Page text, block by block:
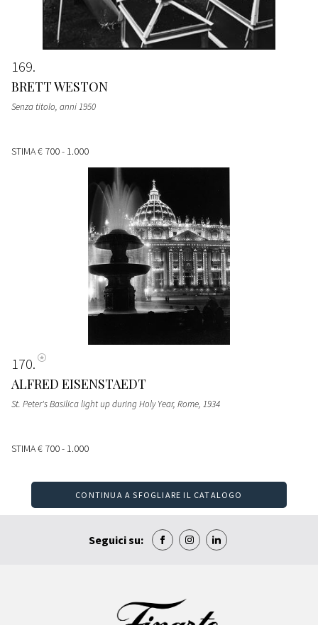
169
BRETT WESTON
Senza titolo, anni 1950
STIMA€ 700 - 1.000
170
ALFRED EISENSTAEDT
St. Peter's Basilica light up during Holy Year, Rome, 1934
STIMA€ 700 - 1.000
CONTINUA A SFOGLIARE IL CATALOGO
Seguici su: